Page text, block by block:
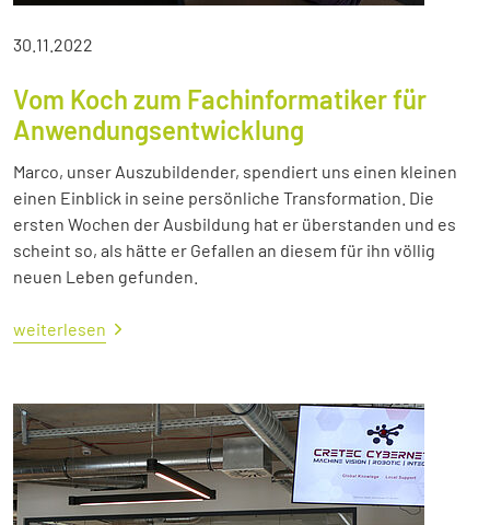
30.11.2022
Vom Koch zum Fachinformatiker für
Anwendungsentwicklung
Marco, unser Auszubildender, spendiert uns einen kleinen
einen Einblick in seine persönliche Transformation. Die
ersten Wochen der Ausbildung hat er überstanden und es
scheint so, als hätte er Gefallen an diesem für ihn völlig
neuen Leben gefunden.
weiterlesen